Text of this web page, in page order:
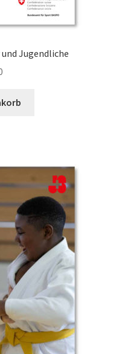
Jugendliche